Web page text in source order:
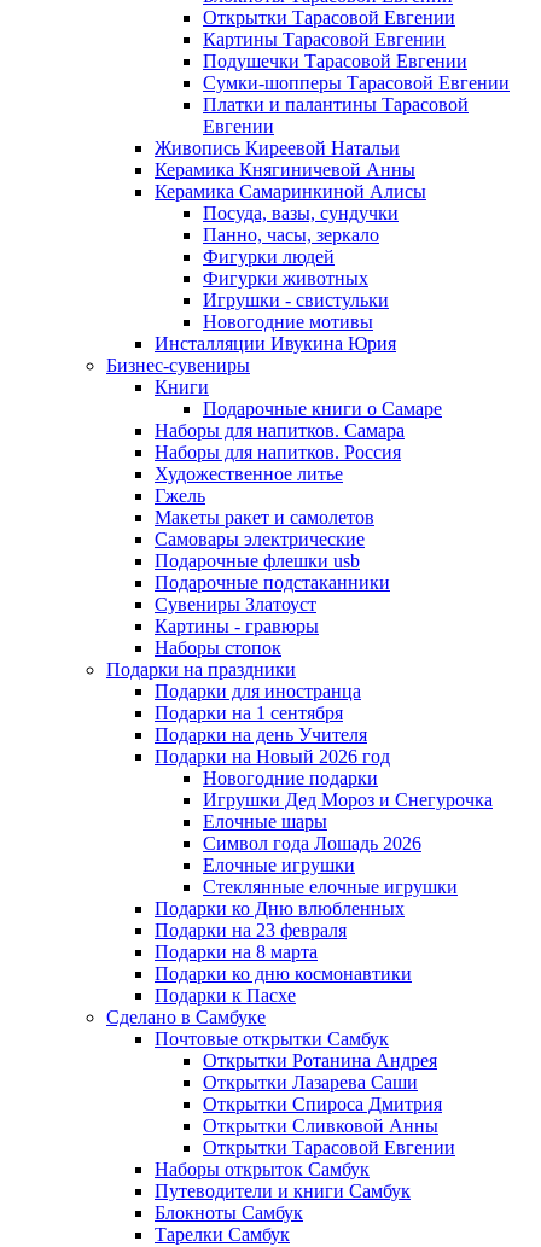
Открытки Тарасовой Евгении
Картины Тарасовой Евгении
Подушечки Тарасовой Евгении
Сумки-шопперы Тарасовой Евгении
Платки и палантины Тарасовой
Евгении
Живопись Киреевой Натальи
Керамика Княгиничевой Анны
Керамика Самаринкиной Алисы
Посуда, вазы, сундучки
Панно, часы, зеркало
Фигурки людей
Фигурки животных
Игрушки - свистульки
Новогодние мотивы
Инсталляции Ивукина Юрия
Бизнес-сувениры
Книги
Подарочные книги о Самаре
Наборы для напитков. Самара
Наборы для напитков. Россия
Художественное литье
Гжель
Макеты ракет и самолетов
Самовары электрические
Подарочные флешки usb
Подарочные подстаканники
Сувениры Златоуст
Картины - гравюры
Наборы стопок
Подарки на праздники
Подарки для иностранца
Подарки на 1 сентября
Подарки на день Учителя
Подарки на Новый 2026 год
Новогодние подарки
Игрушки Дед Мороз и Снегурочка
Елочные шары
Символ года Лошадь 2026
Елочные игрушки
Стеклянные елочные игрушки
Подарки ко Дню влюбленных
Подарки на 23 февраля
Подарки на 8 марта
Подарки ко дню космонавтики
Подарки к Пасхе
Сделано в Самбуке
Почтовые открытки Самбук
Открытки Ротанина Андрея
Открытки Лазарева Саши
Открытки Спироса Дмитрия
Открытки Сливковой Анны
Открытки Тарасовой Евгении
Наборы открыток Самбук
Путеводители и книги Самбук
Блокноты Самбук
Тарелки Самбук